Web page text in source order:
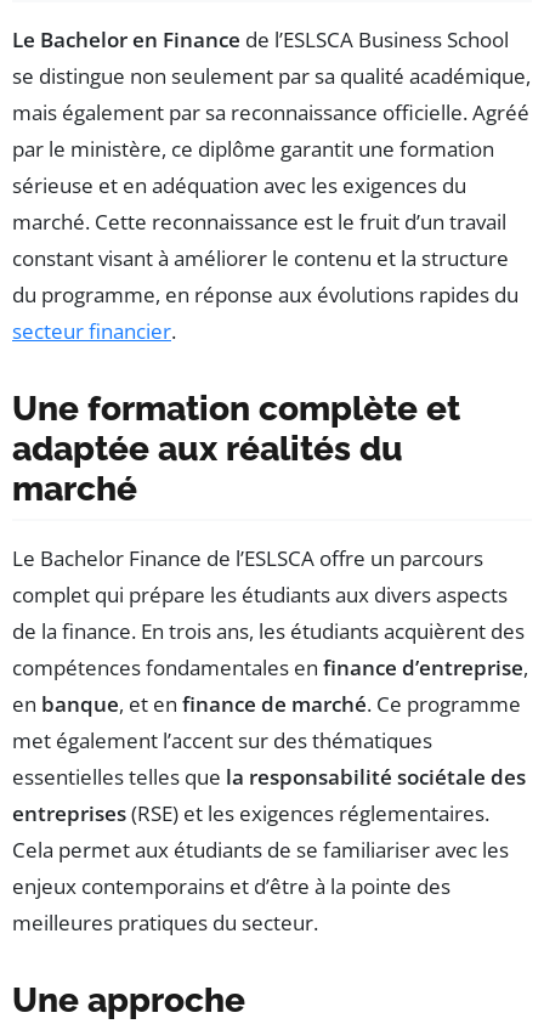
Le Bachelor en Finance de l’ESLSCA Business School
se distingue non seulement par sa qualité académique,
mais également par sa reconnaissance officielle. Agréé
par le ministère, ce diplôme garantit une formation
sérieuse et en adéquation avec les exigences du
marché. Cette reconnaissance est le fruit d’un travail
constant visant à améliorer le contenu et la structure
du programme, en réponse aux évolutions rapides du
secteur financier.
Une formation complète et
adaptée aux réalités du
marché
Le Bachelor Finance de l’ESLSCA offre un parcours
complet qui prépare les étudiants aux divers aspects
de la finance. En trois ans, les étudiants acquièrent des
compétences fondamentales en finance d’entreprise,
en banque, et en finance de marché. Ce programme
met également l’accent sur des thématiques
essentielles telles que la responsabilité sociétale des
entreprises(RSE) et les exigences réglementaires.
Cela permet aux étudiants de se familiariser avec les
enjeux contemporains et d’être à la pointe des
meilleures pratiques du secteur.
Une approche